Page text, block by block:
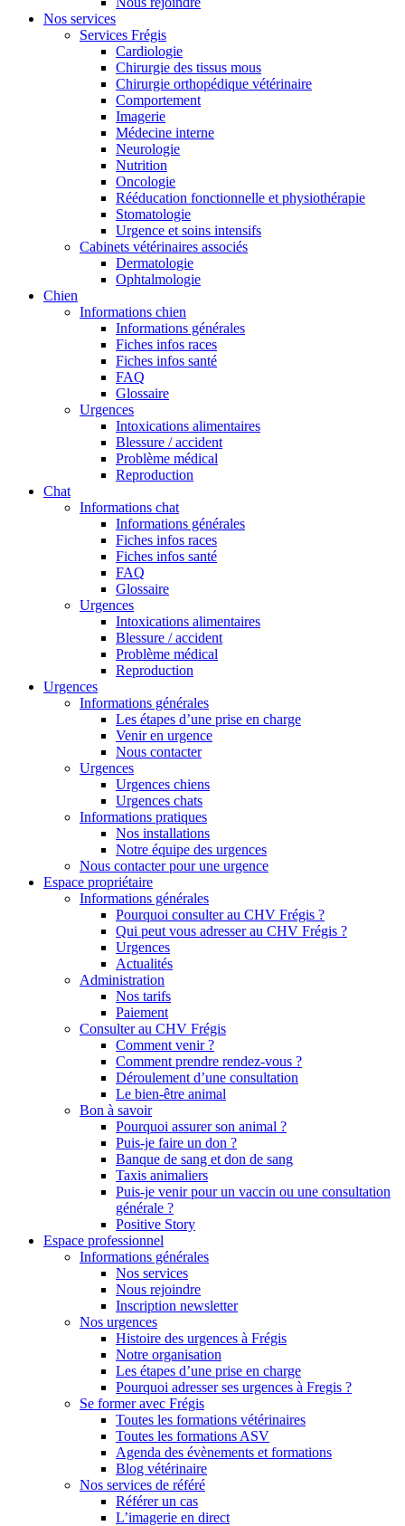
Nos services
Services Frégis
Cardiologie
Chirurgie des tissus mous
Chirurgie orthopédique vétérinaire
Comportement
Imagerie
Médecine interne
Neurologie
Nutrition
Oncologie
Rééducation fonctionnelle et physiothérapie
Stomatologie
Urgence et soins intensifs
Cabinets vétérinaires associés
Dermatologie
Ophtalmologie
Chien
Informations chien
Informations générales
Fiches infos races
Fiches infos santé
FAQ
Glossaire
Urgences
Intoxications alimentaires
Blessure / accident
Problème médical
Reproduction
Chat
Informations chat
Informations générales
Fiches infos races
Fiches infos santé
FAQ
Glossaire
Urgences
Intoxications alimentaires
Blessure / accident
Problème médical
Reproduction
Urgences
Informations générales
Les étapes d’une prise en charge
Venir en urgence
Nous contacter
Urgences
Urgences chiens
Urgences chats
Informations pratiques
Nos installations
Notre équipe des urgences
Nous contacter pour une urgence
Espace propriétaire
Informations générales
Pourquoi consulter au CHV Frégis ?
Qui peut vous adresser au CHV Frégis ?
Urgences
Actualités
Administration
Nos tarifs
Paiement
Consulter au CHV Frégis
Comment venir ?
Comment prendre rendez-vous ?
Déroulement d’une consultation
Le bien-être animal
Bon à savoir
Pourquoi assurer son animal ?
Puis-je faire un don ?
Banque de sang et don de sang
Taxis animaliers
Puis-je venir pour un vaccin ou une consultation
générale ?
Positive Story
Espace professionnel
Informations générales
Nos services
Nous rejoindre
Inscription newsletter
Nos urgences
Histoire des urgences à Frégis
Notre organisation
Les étapes d’une prise en charge
Pourquoi adresser ses urgences à Fregis ?
Se former avec Frégis
Toutes les formations vétérinaires
Toutes les formations ASV
Agenda des évènements et formations
Blog vétérinaire
Nos services de référé
Référer un cas
L’imagerie en direct